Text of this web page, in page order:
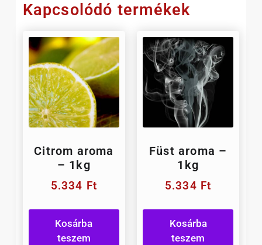
Kapcsolódó termékek
Citrom aroma
– 1kg
5.334 Ft
Kosárba
teszem
Füst aroma –
1kg
5.334 Ft
Kosárba
teszem